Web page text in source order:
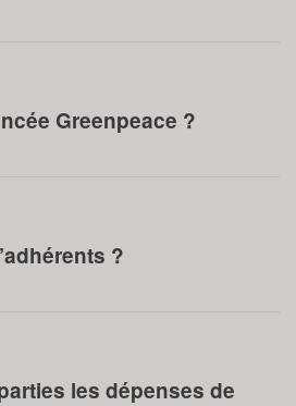
Greenpeace ?
?
les dépenses de